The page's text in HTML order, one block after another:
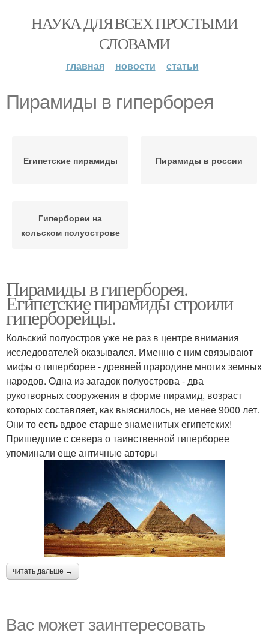
НАУКА ДЛЯ ВСЕХ ПРОСТЫМИ
СЛОВАМИ
главная новости статьи
Пирамиды в гиперборея
Египетские пирамиды Пирамиды в россии
Гипербореи на
кольском полуострове
Пирамиды в гиперборея.
Египетские пирамиды строили
гиперборейцы.
Кольский полуостров уже не раз в центре внимания
исследователей оказывался. Именно с ним связывают
мифы о гиперборее - древней прародине многих земных
народов. Одна из загадок полуострова - два
рукотворных сооружения в форме пирамид, возраст
которых составляет, как выяснилось, не менее 9000 лет.
Они то есть вдвое старше знаменитых египетских!
Пришедшие с севера о таинственной гиперборее
упоминали еще античные авторы
читать дальше →
Вас может заинтересовать